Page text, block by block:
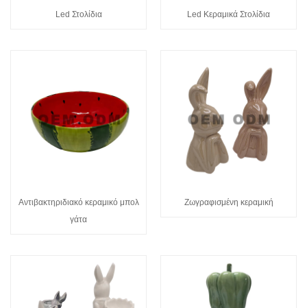
Led Στολίδια Led Κεραμικά Στολίδια
Αντιβακτηριδιακό κεραμικό μπολ
γάτα
Ζωγραφισμένη κεραμική